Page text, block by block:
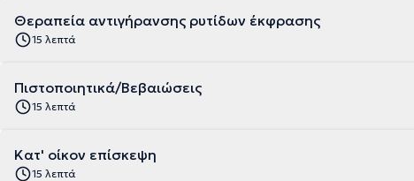
Θεραπεία αντιγήρανσης ρυτίδων έκφρασης
15 λεπτά
Πιστοποιητικά/Βεβαιώσεις
15 λεπτά
Κατ' οίκον επίσκεψη
15 λεπτά